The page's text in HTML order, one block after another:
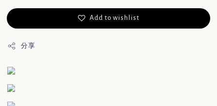
Add to wishlist
分享